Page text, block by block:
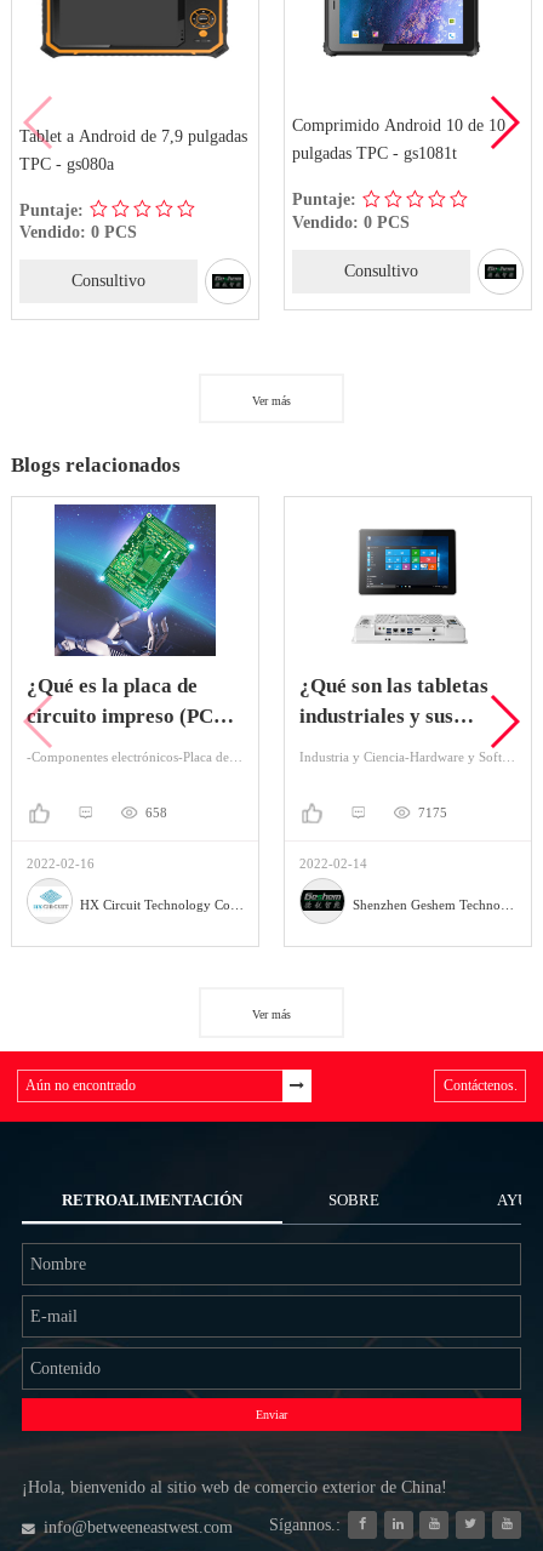
Tablet a Android de 7,9 pulgadas
TPC - gs080a
Puntaje:
Vendido: 0 PCS
Consultivo
Comprimido Android 10 de 10
pulgadas TPC - gs1081t
Puntaje:
Vendido: 0 PCS
Consultivo
Ver más
Blogs relacionados
¿Qué es la placa de
circuito impreso (PCB)
y la ventaja de la
-Componentes electrónicos-Placa de circuito
658
2022-02-16
¿Qué son las tabletas
industriales y sus
aplicaciones?
Industria y Ciencia-Hardware y Software-Ordenador Industrial
7175
2022-02-14
Ver más
Contáctenos.
RETROALIMENTACIÓN SOBRE
NOSOTROS
Enviar
¡Hola, bienvenido al sitio web de comercio exterior de China!
info@betweeneastwest.com Sígannos.: